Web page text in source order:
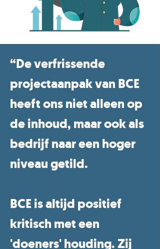
“De verfrissende
projectaanpak van BCE
heeft ons niet alleen op
de inhoud, maar ook als
bedrijf naar een hoger
niveau getild.
BCE is altijd positief
kritisch met een
'doeners' houding. Zij